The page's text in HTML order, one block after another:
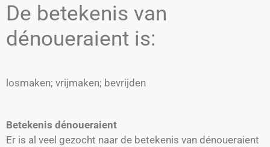
De betekenis van
dénoueraient is:
losmaken; vrijmaken; bevrijden
Betekenis dénoueraient
Er is al veel gezocht naar de betekenis van dénoueraient